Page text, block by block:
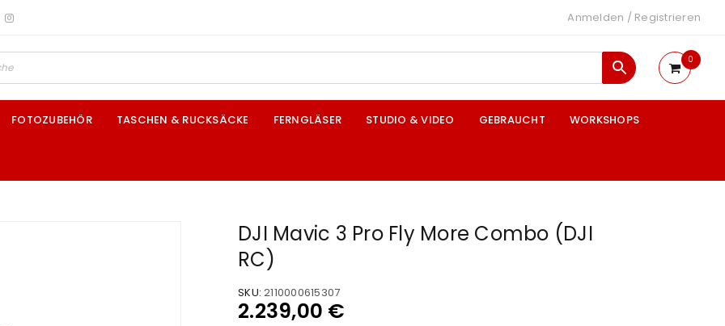
Anmelden / Registrieren
0
FOTOZUBEHÖR TASCHEN & RUCKSÄCKE FERNGLÄSER STUDIO & VIDEO GEBRAUCHT WORKSHOPS
DJI Mavic 3 Pro Fly More Combo (DJI
RC)
SKU: 2110000615307
2.239,00 €